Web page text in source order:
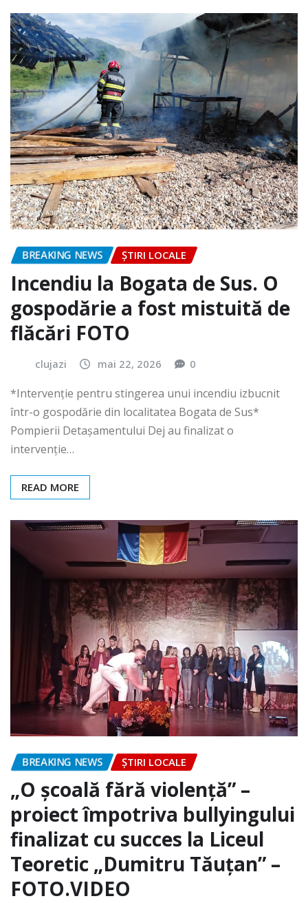
BREAKING NEWS ȘTIRI LOCALE
Incendiu la Bogata de Sus. O
gospodărie a fost mistuită de
flăcări FOTO
clujazi mai 22, 2026 0
*Intervenție pentru stingerea unui incendiu izbucnit
într-o gospodărie din localitatea Bogata de Sus*
Pompierii Detașamentului Dej au finalizat o
intervenție…
READ MORE
BREAKING NEWS ȘTIRI LOCALE
„O școală fără violență” –
proiect împotriva bullyingului
finalizat cu succes la Liceul
Teoretic „Dumitru Tăuțan” –
FOTO.VIDEO